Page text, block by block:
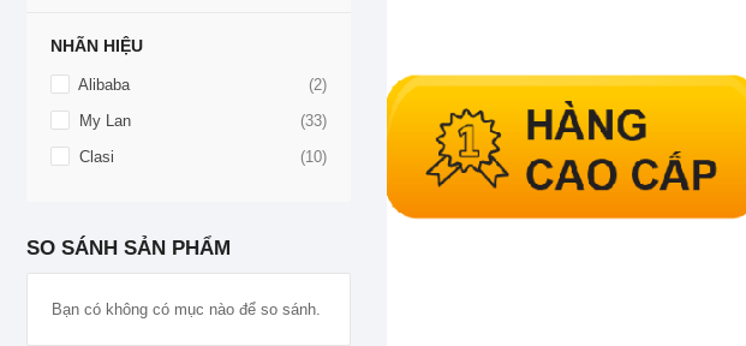
NHÃN HIỆU
Alibaba 2sản
My Lan
33sản
Clasi
10sản
SO SÁNH SẢN PHẨM
Bạn có không có mục nào để so sánh.